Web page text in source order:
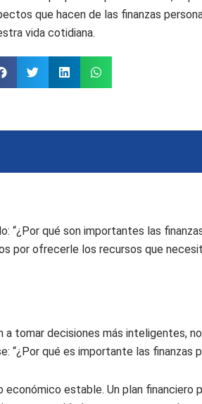
que hacen de las finanzas
vida cotidiana.
qué son importantes las
por ofrecerle los recursos que
tomar decisiones más inteligentes,
qué es importante las finanzas
estable. Un plan financiero